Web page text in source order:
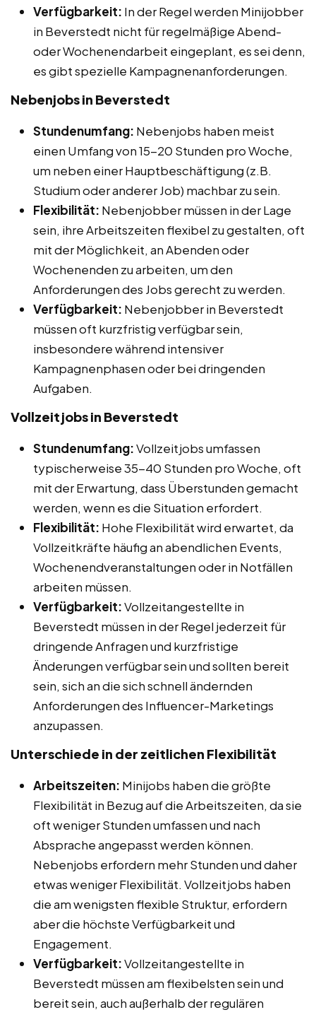
Verfügbarkeit: In der Regel werden Minijobber
in Beverstedt nicht für regelmäßige Abend-
oder Wochenendarbeit eingeplant, es sei denn,
es gibt spezielle Kampagnenanforderungen.
Nebenjobs in Beverstedt
Stundenumfang: Nebenjobs haben meist
einen Umfang von 15-20 Stunden pro Woche,
um neben einer Hauptbeschäftigung (z.B.
Studium oder anderer Job) machbar zu sein.
Flexibilität: Nebenjobber müssen in der Lage
sein, ihre Arbeitszeiten flexibel zu gestalten, oft
mit der Möglichkeit, an Abenden oder
Wochenenden zu arbeiten, um den
Anforderungen des Jobs gerecht zu werden.
Verfügbarkeit: Nebenjobber in Beverstedt
müssen oft kurzfristig verfügbar sein,
insbesondere während intensiver
Kampagnenphasen oder bei dringenden
Aufgaben.
Vollzeitjobs in Beverstedt
Stundenumfang:Vollzeitjobs umfassen
typischerweise 35-40 Stunden pro Woche, oft
mit der Erwartung, dass Überstunden gemacht
werden, wenn es die Situation erfordert.
Flexibilität: Hohe Flexibilität wird erwartet, da
Vollzeitkräfte häufig an abendlichen Events,
Wochenendveranstaltungen oder in Notfällen
arbeiten müssen.
Verfügbarkeit:Vollzeitangestellte in
Beverstedt müssen in der Regel jederzeit für
dringende Anfragen und kurzfristige
Änderungen verfügbar sein und sollten bereit
sein, sich an die sich schnell ändernden
Anforderungen des Influencer-Marketings
anzupassen.
Unterschiede in der zeitlichen Flexibilität
Arbeitszeiten: Minijobs haben die größte
Flexibilität in Bezug auf die Arbeitszeiten, da sie
oft weniger Stunden umfassen und nach
Absprache angepasst werden können.
Nebenjobs erfordern mehr Stunden und daher
etwas weniger Flexibilität. Vollzeitjobs haben
die am wenigsten flexible Struktur, erfordern
aber die höchste Verfügbarkeit und
Engagement.
Verfügbarkeit:Vollzeitangestellte in
Beverstedt müssen am flexibelsten sein und
bereit sein, auch außerhalb der regulären